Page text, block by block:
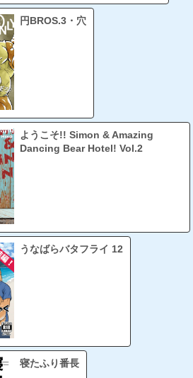
円BROS.3・穴
ようこそ!! Simon & Amazing
Dancing Bear Hotel! Vol.2
うなばらバタフライ 12
寝たふり番長